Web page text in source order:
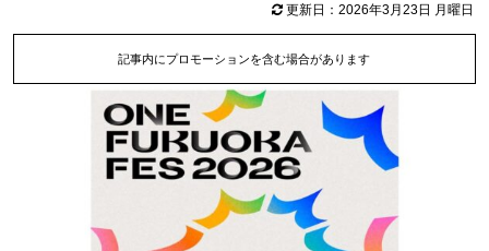
更新日：2026年3月23日 月曜日
記事内にプロモーションを含む場合があります